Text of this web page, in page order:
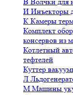
И Инъекторы
К Камеры
Комплект
консервов из
Котлетный
тефтелей
Куттер
Л
М Машины